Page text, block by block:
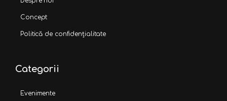
Concept
Politică de confidențialitate
Categorii
Evenimente